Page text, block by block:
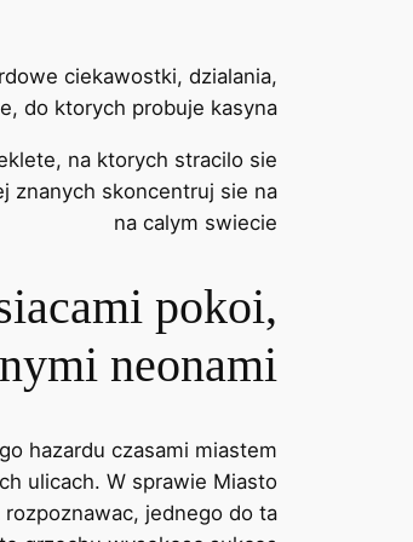
ciekawostki, dzialania,
do ktorych probuje kasyna
na ktorych stracilo sie
znanych skoncentruj sie na
na calym swiecie
pokoi,
neonami
hazardu czasami miastem
ulicach. W sprawie Miasto
jednego do ta